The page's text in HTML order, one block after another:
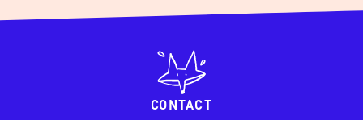
CONTACT